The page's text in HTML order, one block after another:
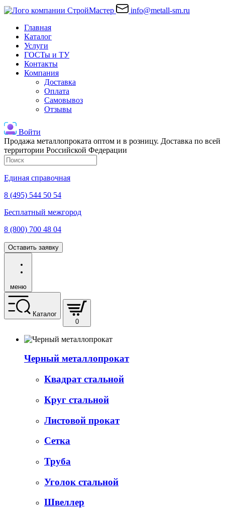
info@metall-sm.ru
Главная
Каталог
Услуги
ГОСТы и ТУ
Контакты
Компания
Доставка
Оплата
Самовывоз
Отзывы
Войти
Продажа металлопроката оптом и в розницу. Доставка по всей
территории Российской Федерации
Единая справочная
8 (495) 544 50 54
Бесплатный межгород
8 (800) 700 48 04
Оставить заявку
меню
Каталог
0
Черный металлопрокат
Квадрат стальной
Круг стальной
Листовой прокат
Сетка
Труба
Уголок стальной
Швеллер